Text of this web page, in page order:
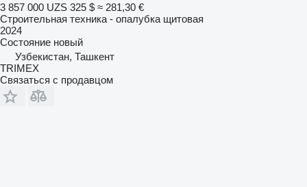
3 857 000 UZS 325 $ ≈ 281,30 €
Строительная техника - опалубка щитовая
2024
Состояние новый
Узбекистан, Ташкент
TRIMEX
Связаться с продавцом